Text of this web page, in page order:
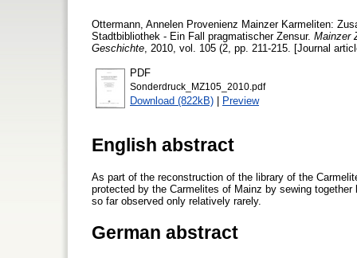
Ottermann, Annelen Provenienz Mainzer Karmeliten:
Stadtbibliothek - Ein Fall pragmatischer Zensur. Mainzer
Geschichte , 2010, vol. 105 (2, pp. 211-215. [Journal
PDF
Sonderdruck_MZ105_2010.pdf
Download (822kB) | Preview
English abstract
As part of the reconstruction of the library of the
protected by the Carmelites of Mainz by sewing
so far observed only relatively rarely.
German abstract